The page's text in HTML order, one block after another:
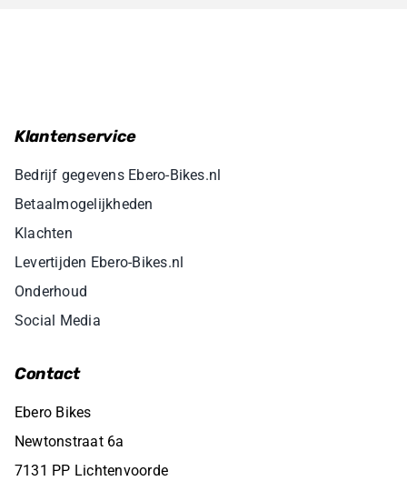
Klantenservice
Bedrijf gegevens Ebero-Bikes.nl
Betaalmogelijkheden
Klachten
Levertijden Ebero-Bikes.nl
Onderhoud
Social Media
Contact
Ebero Bikes
Newtonstraat 6a
7131 PP Lichtenvoorde